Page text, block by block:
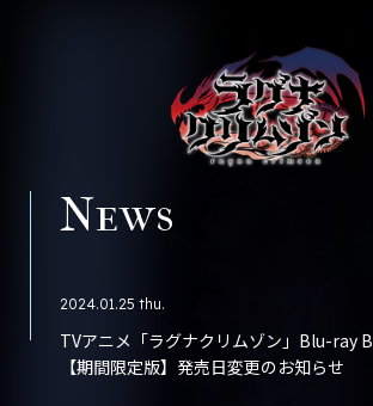
News
2024.01.25 thu.
TVアニメ「ラグナクリムゾン」Blu-ray
【期間限定版】発売日変更のお知らせ